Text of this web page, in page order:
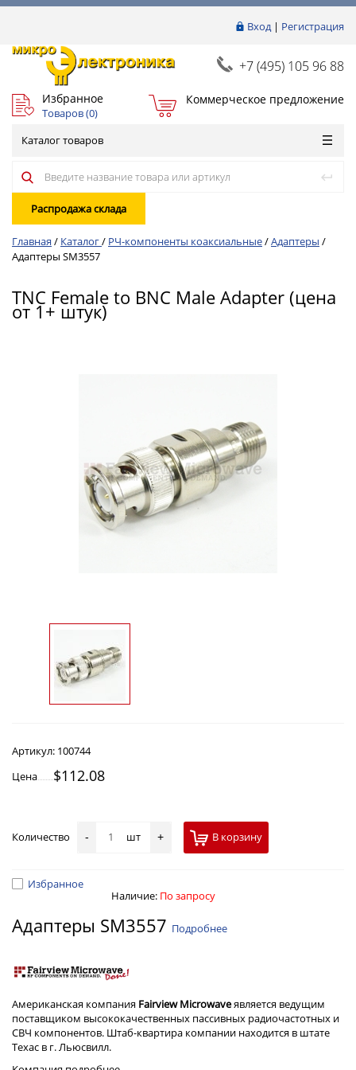
Вход| Регистрация
+7 (495) 105 96 88
Избранное
Товаров (0)
Коммерческое предложение
Каталог товаров
Распродажа склада
Главная / Каталог/ РЧ-компоненты коаксиальные/Адаптеры /
Адаптеры SM3557
TNC Female to BNC Male Adapter (цена
от 1+ штук)
Артикул: 100744
Цена
$112.08
Количество - шт + В корзину
Избранное
Наличие: По запросу
Адаптеры SM3557 Подробнее
Американская компания Fairview Microwaveявляется ведущим
поставщиком высококачественных пассивных радиочастотных и
СВЧ компонентов. Штаб-квартира компании находится в штате
Техас в г. Льюсвилл.